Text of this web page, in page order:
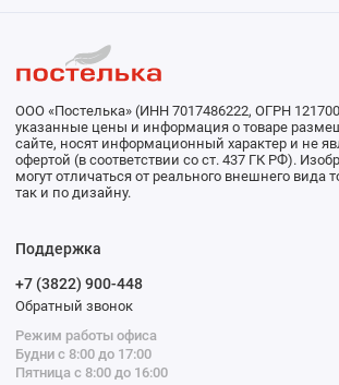
ООО «Постелька» (ИНН 7017486222, ОГРН
указанные цены и информация о товаре
сайте, носят информационный характер и не
офертой (в соответствии со ст. 437 ГК РФ).
могут отличаться от реального внешнего вида
так и по дизайну.
Поддержка
+7 (3822) 900-448
Обратный звонок
Режим работы офиса
Будни с 8:00 до 17:00
Пятница с 8:00 до 16:00